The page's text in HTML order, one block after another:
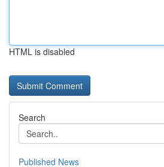
HTML is disabled
Search
Published News